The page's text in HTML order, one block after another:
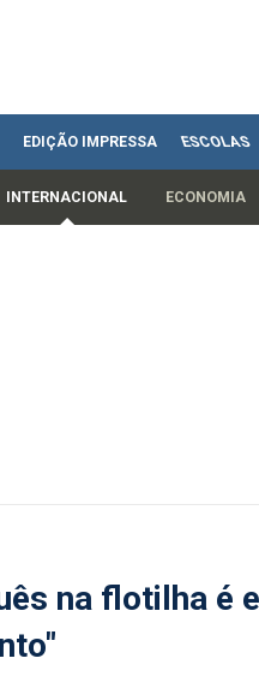
EDIÇÃO IMPRESSA ESCOLAS
INTERNACIONAL ECONOMIA
na flotilha é